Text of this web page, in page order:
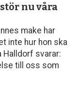
nu våra
make har
inte hur hon ska
Halldorf svarar:
till oss som